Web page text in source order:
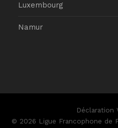
Luxembourg
Namur
Déclaration
© 2026 Ligue Francophone de